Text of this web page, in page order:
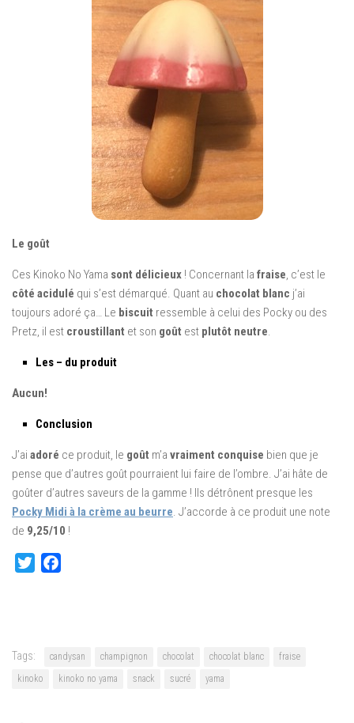
Le goût
Ces Kinoko No Yama sont délicieux ! Concernant la fraise, c’est le
côté acidulé qui s’est démarqué. Quant au chocolat blanc j’ai
toujours adoré ça… Le biscuit ressemble à celui des Pocky ou des
Pretz, il est croustillant et son goût est plutôt neutre.
Les – du produit
Aucun!
Conclusion
J’ai adoré ce produit, le goût m’a vraiment conquise bien que je
pense que d’autres goût pourraient lui faire de l’ombre. J’ai hâte de
goûter d’autres saveurs de la gamme ! Ils détrônent presque les
Pocky Midi à la crème au beurre. J’accorde à ce produit une note
de 9,25/10 !
Twitter
Tags: candysan champignon chocolat chocolat blanc
fraise
kinoko
kinoko no yama snack sucré yama